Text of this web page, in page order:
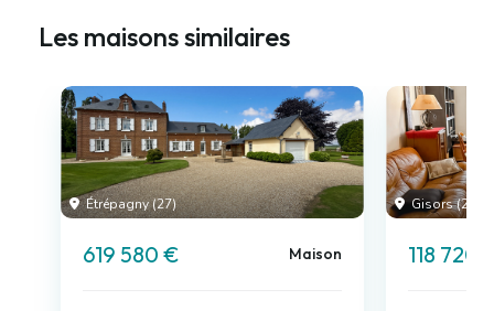
Les maisons similaires
Étrépagny (27)
619 580 € Maison
Gisors (27)
118 720